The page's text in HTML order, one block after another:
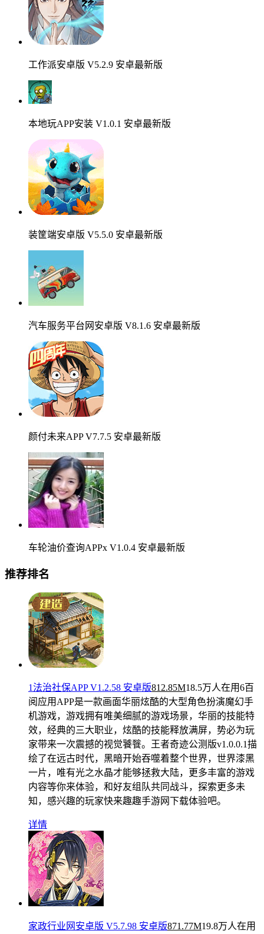
工作派安卓版 V5.2.9 安卓最新版
本地玩APP安装 V1.0.1 安卓最新版
装筐端安卓版 V5.5.0 安卓最新版
汽车服务平台网安卓版 V8.1.6 安卓最新版
颜付未来APP V7.7.5 安卓最新版
车轮油价查询APPx V1.0.4 安卓最新版
推荐排名
1法治社保APP V1.2.58 安卓版812.85M18.5万人在用6百
阅应用APP是一款画面华丽炫酷的大型角色扮演魔幻手
机游戏，游戏拥有唯美细腻的游戏场景，华丽的技能特
效，经典的三大职业，炫酷的技能释放满屏，势必为玩
家带来一次震撼的视觉饕餮。王者奇迹公测版v1.0.0.1描
绘了在远古时代，黑暗开始吞噬着整个世界，世界漆黑
一片，唯有光之水晶才能够拯救大陆，更多丰富的游戏
内容等你来体验，和好友组队共同战斗，探索更多未
知，感兴趣的玩家快来趣趣手游网下载体验吧。
详情
家政行业网安卓版 V5.7.98 安卓版871.77M19.8万人在用